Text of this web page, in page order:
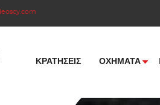
ΚΡΑΤΉΣΕΙΣ ΟΧΉΜΑΤΑ